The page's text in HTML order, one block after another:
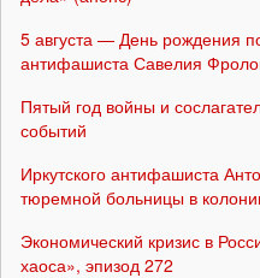
5 августа — День рождения
антифашиста Савелия
Пятый год войны и
событий
Иркутского антифашиста
тюремной больницы в
Экономический кризис в
хаоса», эпизод 272